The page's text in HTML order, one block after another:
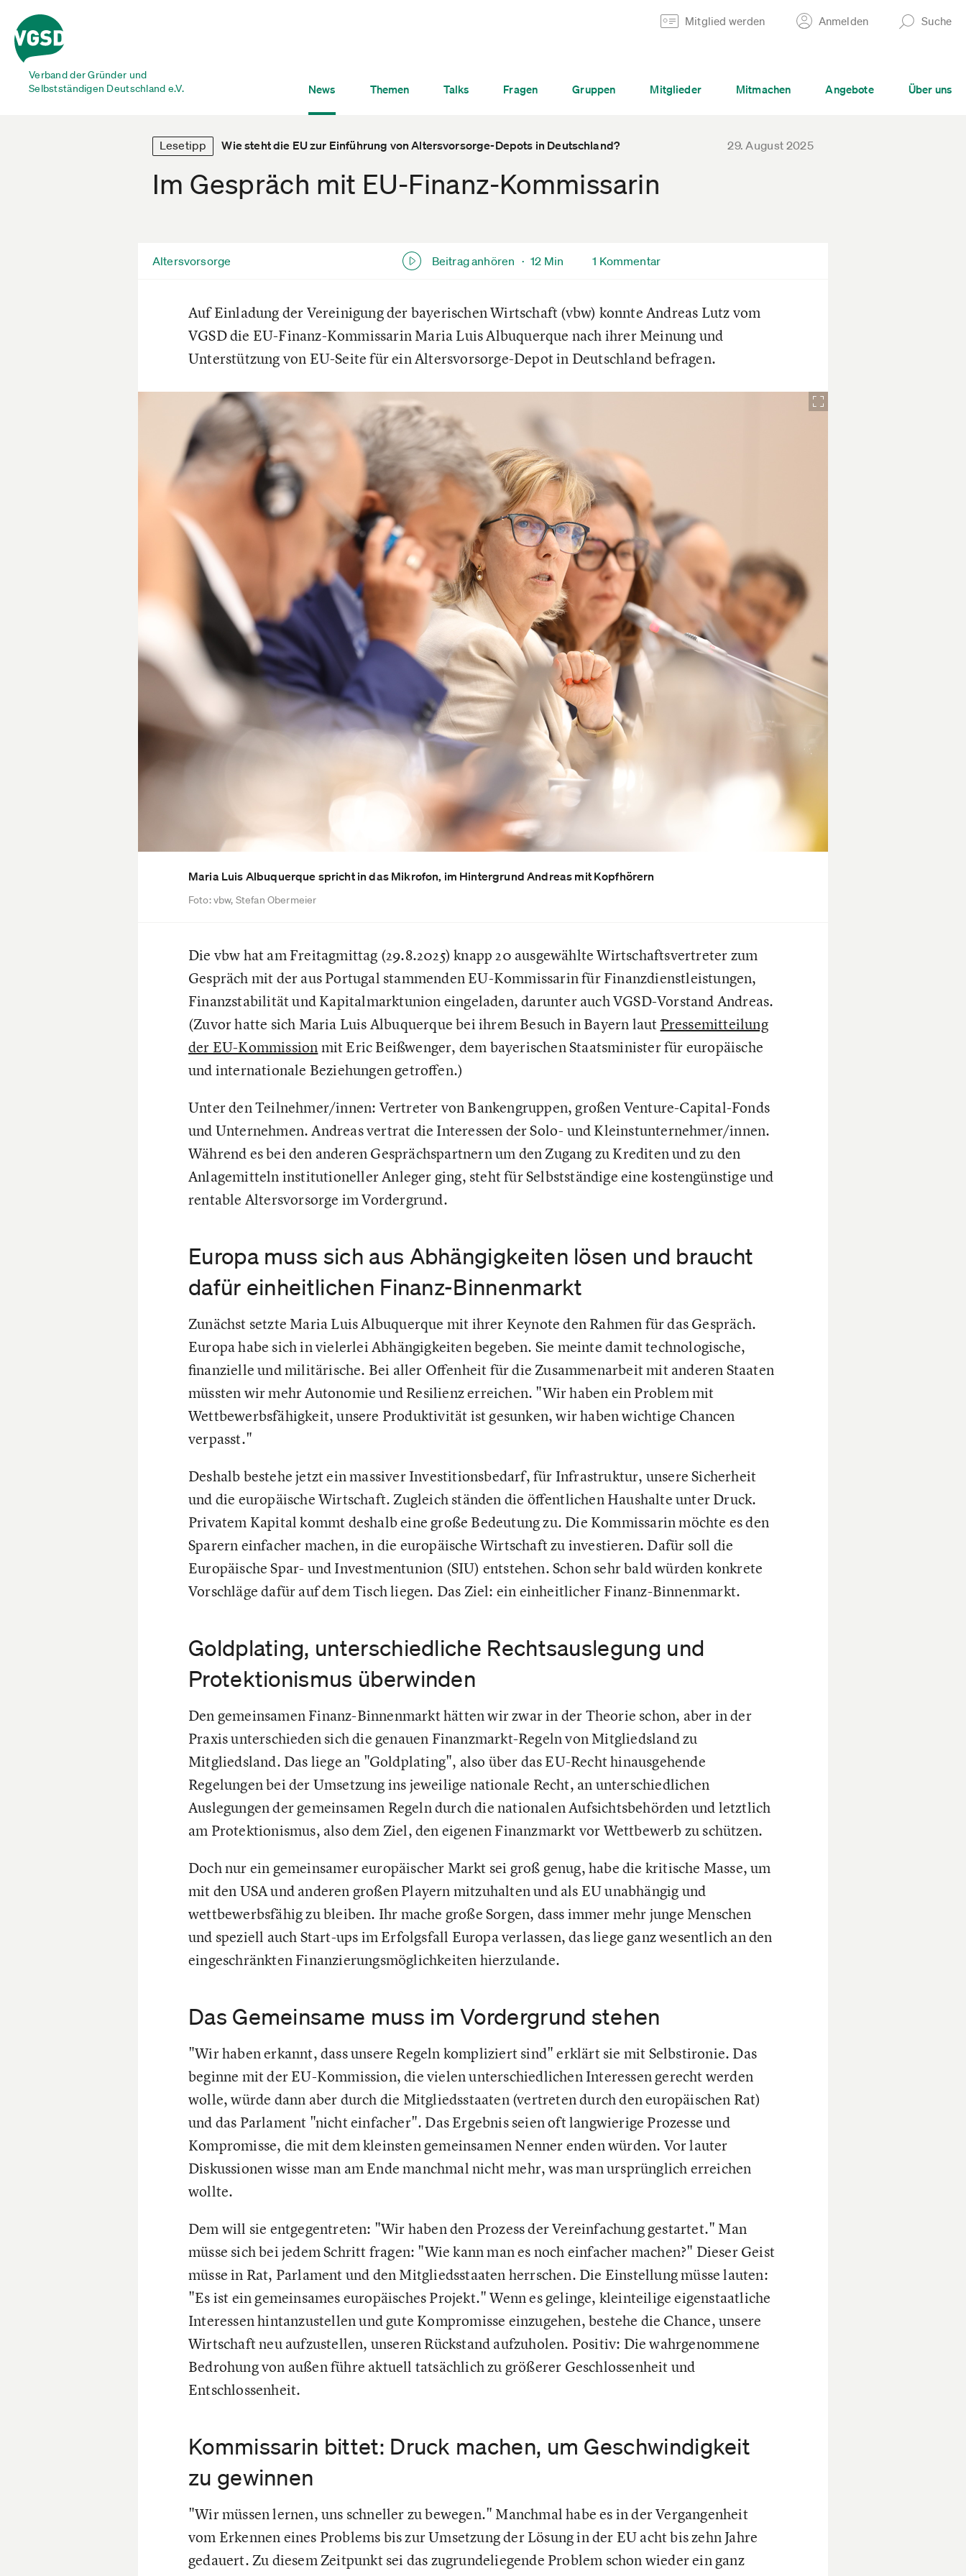
Verband der Gründer und
Selbstständigen Deutschland e.V.
Mitglied werden Anmelden Suche
News Themen Talks Fragen Gruppen Mitglieder Mitmachen Angebote Über uns
Lesetipp Wie steht die EU zur Einführung von Altersvorsorge-Depots in Deutschland?
Im Gespräch mit EU-Finanz-Kommissarin
29. August 2025
Altersvorsorge Beitrag anhören ·12 Min 1 Kommentar
Auf Einladung der Vereinigung der bayerischen Wirtschaft (vbw) konnte Andreas Lutz vom
VGSD die EU-Finanz-Kommissarin Maria Luis Albuquerque nach ihrer Meinung und
Unterstützung von EU-Seite für ein Altersvorsorge-Depot in Deutschland befragen.
Maria Luis Albuquerque spricht in das Mikrofon, im Hintergrund Andreas mit Kopfhörern
Foto: vbw, Stefan Obermeier
Die vbw hat am Freitagmittag (29.8.2025) knapp 20 ausgewählte Wirtschaftsvertreter zum
Gespräch mit der aus Portugal stammenden EU-Kommissarin für Finanzdienstleistungen,
Finanzstabilität und Kapitalmarktunion eingeladen, darunter auch VGSD-Vorstand Andreas.
(Zuvor hatte sich Maria Luis Albuquerque bei ihrem Besuch in Bayern laut Pressemitteilung
der EU-Kommissionmit Eric Beißwenger, dem bayerischen Staatsminister für europäische
und internationale Beziehungen getroffen.)
Unter den Teilnehmer/innen: Vertreter von Bankengruppen, großen Venture-Capital-Fonds
und Unternehmen. Andreas vertrat die Interessen der Solo- und Kleinstunternehmer/innen.
Während es bei den anderen Gesprächspartnern um den Zugang zu Krediten und zu den
Anlagemitteln institutioneller Anleger ging, steht für Selbstständige eine kostengünstige und
rentable Altersvorsorge im Vordergrund.
Europa muss sich aus Abhängigkeiten lösen und braucht
dafür einheitlichen Finanz-Binnenmarkt
Zunächst setzte Maria Luis Albuquerque mit ihrer Keynote den Rahmen für das Gespräch.
Europa habe sich in vielerlei Abhängigkeiten begeben. Sie meinte damit technologische,
finanzielle und militärische. Bei aller Offenheit für die Zusammenarbeit mit anderen Staaten
müssten wir mehr Autonomie und Resilienz erreichen. "Wir haben ein Problem mit
Wettbewerbsfähigkeit, unsere Produktivität ist gesunken, wir haben wichtige Chancen
verpasst."
Deshalb bestehe jetzt ein massiver Investitionsbedarf, für Infrastruktur, unsere Sicherheit
und die europäische Wirtschaft. Zugleich ständen die öffentlichen Haushalte unter Druck.
Privatem Kapital kommt deshalb eine große Bedeutung zu. Die Kommissarin möchte es den
Sparern einfacher machen, in die europäische Wirtschaft zu investieren. Dafür soll die
Europäische Spar- und Investmentunion (SIU) entstehen. Schon sehr bald würden konkrete
Vorschläge dafür auf dem Tisch liegen. Das Ziel: ein einheitlicher Finanz-Binnenmarkt.
Goldplating, unterschiedliche Rechtsauslegung und
Protektionismus überwinden
Den gemeinsamen Finanz-Binnenmarkt hätten wir zwar in der Theorie schon, aber in der
Praxis unterschieden sich die genauen Finanzmarkt-Regeln von Mitgliedsland zu
Mitgliedsland. Das liege an "Goldplating", also über das EU-Recht hinausgehende
Regelungen bei der Umsetzung ins jeweilige nationale Recht, an unterschiedlichen
Auslegungen der gemeinsamen Regeln durch die nationalen Aufsichtsbehörden und letztlich
am Protektionismus, also dem Ziel, den eigenen Finanzmarkt vor Wettbewerb zu schützen.
Doch nur ein gemeinsamer europäischer Markt sei groß genug, habe die kritische Masse, um
mit den USA und anderen großen Playern mitzuhalten und als EU unabhängig und
wettbewerbsfähig zu bleiben. Ihr mache große Sorgen, dass immer mehr junge Menschen
und speziell auch Start-ups im Erfolgsfall Europa verlassen, das liege ganz wesentlich an den
eingeschränkten Finanzierungsmöglichkeiten hierzulande.
Das Gemeinsame muss im Vordergrund stehen
"Wir haben erkannt, dass unsere Regeln kompliziert sind" erklärt sie mit Selbstironie. Das
beginne mit der EU-Kommission, die vielen unterschiedlichen Interessen gerecht werden
wolle, würde dann aber durch die Mitgliedsstaaten (vertreten durch den europäischen Rat)
und das Parlament "nicht einfacher". Das Ergebnis seien oft langwierige Prozesse und
Kompromisse, die mit dem kleinsten gemeinsamen Nenner enden würden. Vor lauter
Diskussionen wisse man am Ende manchmal nicht mehr, was man ursprünglich erreichen
wollte.
Dem will sie entgegentreten: "Wir haben den Prozess der Vereinfachung gestartet." Man
müsse sich bei jedem Schritt fragen: "Wie kann man es noch einfacher machen?" Dieser Geist
müsse in Rat, Parlament und den Mitgliedsstaaten herrschen. Die Einstellung müsse lauten:
"Es ist ein gemeinsames europäisches Projekt." Wenn es gelinge, kleinteilige eigenstaatliche
Interessen hintanzustellen und gute Kompromisse einzugehen, bestehe die Chance, unsere
Wirtschaft neu aufzustellen, unseren Rückstand aufzuholen. Positiv: Die wahrgenommene
Bedrohung von außen führe aktuell tatsächlich zu größerer Geschlossenheit und
Entschlossenheit.
Kommissarin bittet: Druck machen, um Geschwindigkeit
zu gewinnen
"Wir müssen lernen, uns schneller zu bewegen." Manchmal habe es in der Vergangenheit
vom Erkennen eines Problems bis zur Umsetzung der Lösung in der EU acht bis zehn Jahre
gedauert. Zu diesem Zeitpunkt sei das zugrundeliegende Problem schon wieder ein ganz